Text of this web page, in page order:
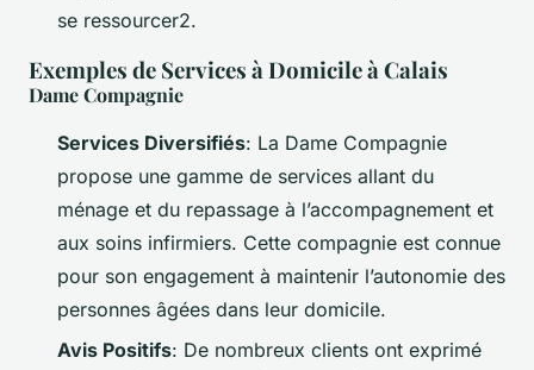
se ressourcer2.
Exemples de Services à Domicile à Calais
Dame Compagnie
Services Diversifiés: La Dame Compagnie
propose une gamme de services allant du
ménage et du repassage à l’accompagnement et
aux soins infirmiers. Cette compagnie est connue
pour son engagement à maintenir l’autonomie des
personnes âgées dans leur domicile.
Avis Positifs: De nombreux clients ont exprimé